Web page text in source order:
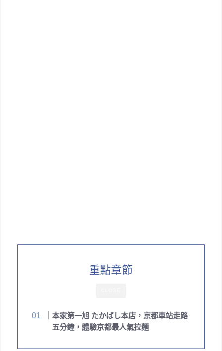
重點章節
本家第一旭 たかばし本店，京都車站走路
五分鐘，體驗京都最人氣拉麵